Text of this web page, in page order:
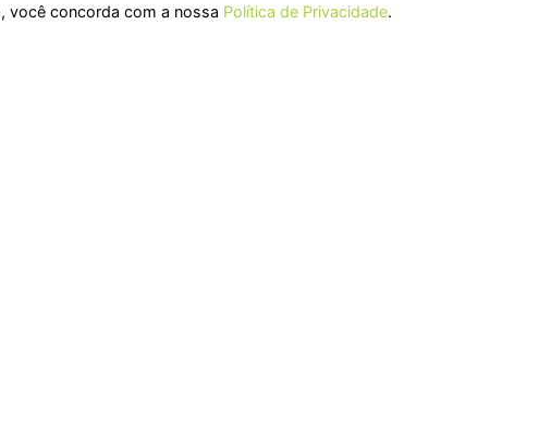
você concorda com a nossa Política de Privacidade.